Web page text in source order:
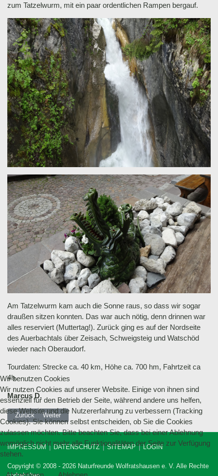
zum Tatzelwurm, mit ein paar ordentlichen Rampen bergauf.
Am Tatzelwurm kam auch die Sonne raus, so dass wir sogar
draußen sitzen konnten. Das war auch nötig, denn drinnen war
alles reserviert (Muttertag!). Zurück ging es auf der Nordseite
des Auerbachtals über Zeisach, Schweigsteig und Watschöd
wieder nach Oberaudorf.
Tourdaten: Strecke ca. 40 km, Höhe ca. 700 hm, Fahrtzeit ca
4h.
Marcus D.
Vorheriger Beitrag: 17.05.2015 Biketour Trauchbergrunde
Zurück Nächster Beitrag: 09 - 12.10.2014 Taubertalradeln
Weiter
IMPRESSUM DATENSCHUTZ SITEMAP LOGIN
Copyright © 2008 - 2026 Naturfreunde Wolfratshausen e. V. Alle Rechte
Wir benutzen Cookies
Wir nutzen Cookies auf unserer Website. Einige von ihnen sind
essenziell für den Betrieb der Seite, während andere uns helfen,
diese Website und die Nutzererfahrung zu verbessern (Tracking
Cookies). Sie können selbst entscheiden, ob Sie die Cookies
zulassen möchten. Bitte beachten Sie, dass bei einer Ablehnung
womöglich nicht mehr alle Funktionalitäten der Seite zur Verfügung
stehen.